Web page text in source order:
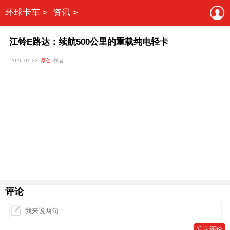
环球卡车 > 资讯 >
江铃E路达：续航500公里的重载纯电轻卡
2026-01-22 原创 作者：
评论